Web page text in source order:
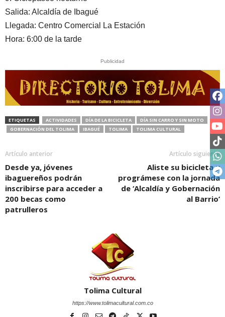
Salida: Alcaldía de Ibagué
Llegada: Centro Comercial La Estación
Hora: 6:00 de la tarde
Publicidad
ETIQUETAS ACTIVIDADES DÍA DE LA BICICLETA
DÍA SIN CARRO Y SIN MOTO
GOBERNACIÓN DEL TOLIMA
IBAGUÉ TOLIMA TOLIMA CULTURAL
Artículo anterior
Desde ya, jóvenes
ibaguereños podrán
inscribirse para acceder a
200 becas como
patrulleros
Artículo siguiente
Aliste su bicicleta y
prográmese con la jornada
de ‘Alcaldía y Gobernación
al Barrio’
Tolima Cultural
https://www.tolimacultural.com.co